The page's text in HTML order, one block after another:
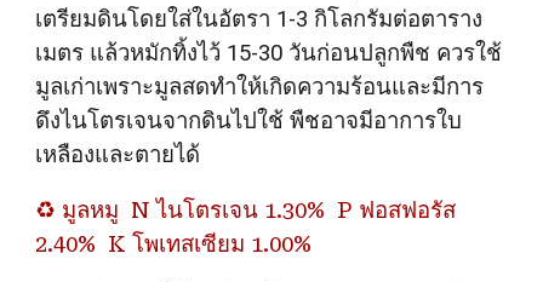
เตรียมดินโดยใส่ในอัตรา 1-3 กิโลกรัมต่อตาราง
เมตร แล้วหมักทิ้งไว้ 15-30 วันก่อนปลูกพืช ควรใช้
มูลเก่าเพราะมูลสดทำให้เกิดความร้อนและมีการ
ดึงไนโตรเจนจากดินไปใช้ พืชอาจมีอาการใบ
เหลืองและตายได้
♻️ มูลหมู N ไนโตรเจน 1.30% P ฟอสฟอรัส
2.40% K โพเทสเซียม 1.00%